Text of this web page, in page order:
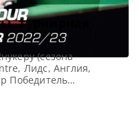
турнирная
(сезона
Лидс, Англия,
Победитель
Q Tour Все новости